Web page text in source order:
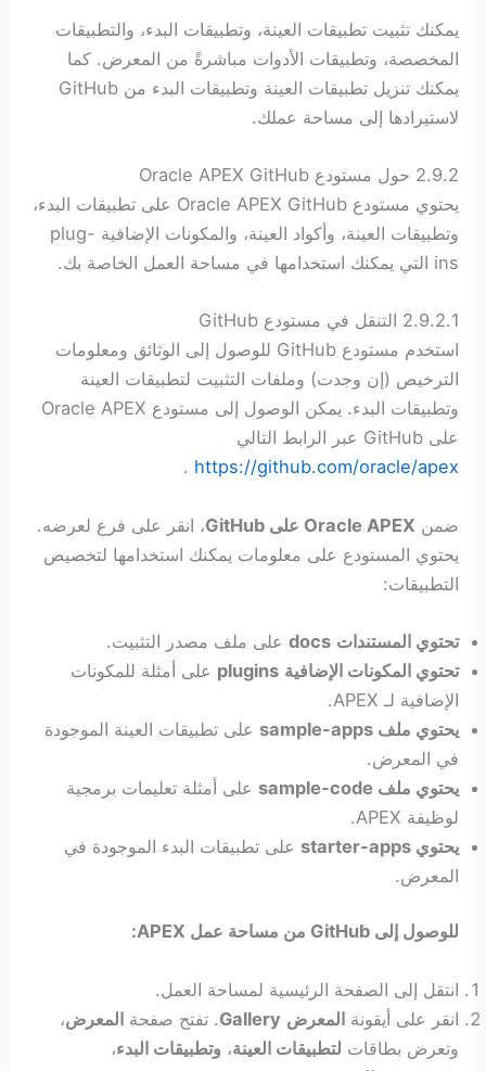
يمكنك تثبيت تطبيقات العينة، وتطبيقات البدء، والتطبيقات
المخصصة، وتطبيقات الأدوات مباشرةً من المعرض. كما
يمكنك تنزيل تطبيقات العينة وتطبيقات البدء من GitHub
لاستيرادها إلى مساحة عملك.
2.9.2 حول مستودع Oracle APEX GitHub
يحتوي مستودع Oracle APEX GitHub على تطبيقات البدء،
وتطبيقات العينة، وأكواد العينة، والمكونات الإضافية plug-
ins التي يمكنك استخدامها في مساحة العمل الخاصة بك.
2.9.2.1 التنقل في مستودع GitHub
استخدم مستودع GitHub للوصول إلى الوثائق ومعلومات
الترخيص (إن وجدت) وملفات التثبيت لتطبيقات العينة
وتطبيقات البدء. يمكن الوصول إلى مستودع Oracle APEX
على GitHub عبر الرابط التالي
https://github.com/oracle/apex
.
ضمن Oracle APEX على GitHub
، انقر على فرع لعرضه.
يحتوي المستودع على معلومات يمكنك استخدامها لتخصيص
التطبيقات:
تحتوي المستندات docs على ملف مصدر التثبيت.
تحتوي المكونات الإضافية plugins على أمثلة للمكونات
الإضافية لـ APEX.
يحتوي ملف sample-apps
على تطبيقات العينة الموجودة
في المعرض.
يحتوي ملف sample-code على أمثلة تعليمات برمجية
لوظيفة APEX.
يحتوي starter-apps
على تطبيقات البدء الموجودة في
المعرض.
للوصول إلى GitHub من مساحة عمل APEX:
انتقل إلى الصفحة الرئيسية لمساحة العمل.
انقر على أيقونةالمعرض Gallery. تفتح صفحةالمعرض،
وتعرض بطاقات لتطبيقات العينة، وتطبيقات البدء،